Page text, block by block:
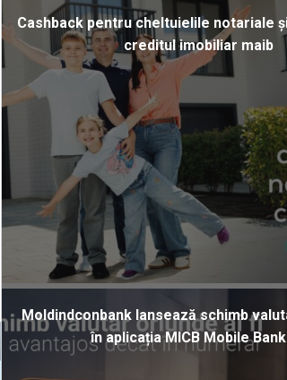
Cashback pentru cheltuielile notariale
creditul imobiliar maib
Moldindconbank lansează schimb
în aplicația MICB Mobile